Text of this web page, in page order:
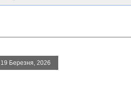
19 Березня, 2026